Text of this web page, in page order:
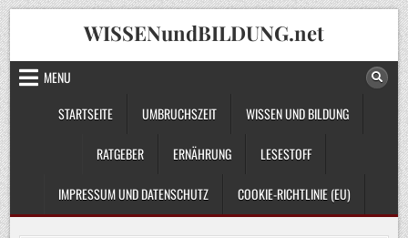
Skip
to
content
WISSENundBILDUNG.net
MENU
STARTSEITE
UMBRUCHSZEIT WISSEN UND BILDUNG
RATGEBER ERNÄHRUNG LESESTOFF
IMPRESSUM UND DATENSCHUTZ COOKIE-RICHTLINIE (EU)